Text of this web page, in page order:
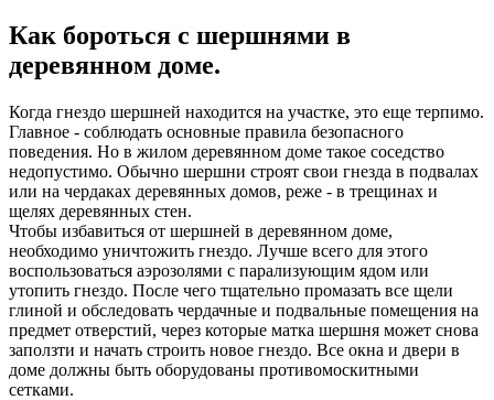
Как бороться с шершнями в
деревянном доме.
Когда гнездо шершней находится на участке, это еще терпимо.
Главное - соблюдать основные правила безопасного
поведения. Но в жилом деревянном доме такое соседство
недопустимо. Обычно шершни строят свои гнезда в подвалах
или на чердаках деревянных домов, реже - в трещинах и
щелях деревянных стен.
Чтобы избавиться от шершней в деревянном доме,
необходимо уничтожить гнездо. Лучше всего для этого
воспользоваться аэрозолями с парализующим ядом или
утопить гнездо. После чего тщательно промазать все щели
глиной и обследовать чердачные и подвальные помещения на
предмет отверстий, через которые матка шершня может снова
заползти и начать строить новое гнездо. Все окна и двери в
доме должны быть оборудованы противомоскитными
сетками.